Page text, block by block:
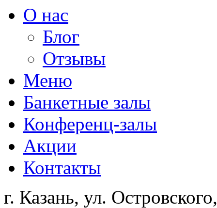
О нас
Блог
Отзывы
Меню
Банкетные залы
Конференц-залы
Акции
Контакты
г. Казань, ул.